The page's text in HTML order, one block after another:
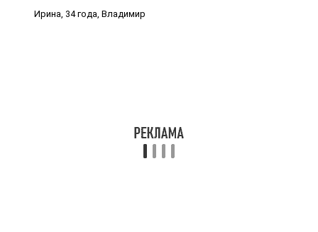
Ирина, 34 года, Владимир